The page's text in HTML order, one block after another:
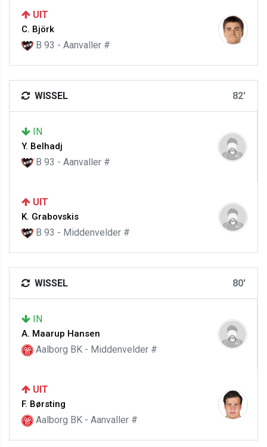
UIT
C. Björk
B 93 - Aanvaller #
WISSEL 82'
IN
Y. Belhadj
B 93 - Aanvaller #
UIT
K. Grabovskis
B 93 - Middenvelder #
WISSEL 80'
IN
A. Maarup Hansen
Aalborg BK - Middenvelder #
UIT
F. Børsting
Aalborg BK - Aanvaller #